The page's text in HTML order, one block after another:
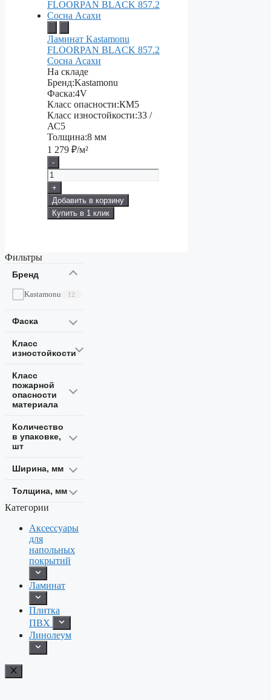
Ламинат Kastamonu
FLOORPAN BLACK 857.2
Сосна Асахи
На складе
Бренд:Kastamonu
Фаска:4V
Класс опасности:КМ5
Класс изностойкости:33 /
АС5
Толщина:8 мм
1 279 ₽/м²
-
+
Добавить в корзину
Купить в 1 клик
Фильтры
Бренд
Kastamonu 12
Фаска
Класс
изностойкости
Класс
пожарной
опасности
материала
Количество
в упаковке,
шт
Ширина, мм
Толщина, мм
Категории
Аксессуары
для
напольных
покрытий
Ламинат
Плитка
ПВХ
Линолеум